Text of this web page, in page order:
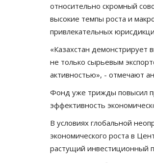
относительно скромный
высокие темпы роста и
привлекательных
«Казахстан демонстрирует
не только сырьевым
активностью», - отмечают
Фонд уже трижды повысил
эффективность
В условиях глобальной
экономического роста в
растущий инвестиционный